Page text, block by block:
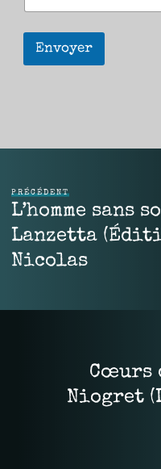
Envoyer
PRÉCÉDENT
L’homme sans
Lanzetta
Nicolas
Cœurs
Niogret